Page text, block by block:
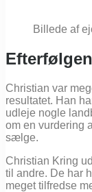
Billede af
Christian var
resultatet. Han
udleje nogle
om en vurdering
sælge.
Christian Kring
til andre. De har
meget tilfredse